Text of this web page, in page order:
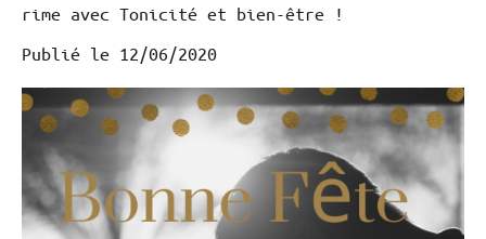
rime avec Tonicité et bien-être !
Publié le 12/06/2020